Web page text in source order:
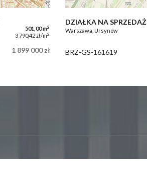
501,00 m2
3 790,42 zł/m2
1 899 000 zł
DZIAŁKA NA SPRZEDAŻ
Warszawa, Ursynów
BRZ-GS-161619